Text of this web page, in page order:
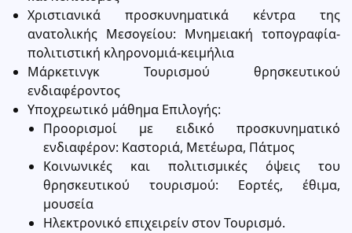
Χριστιανικά προσκυνηματικά κέντρα της
ανατολικής Μεσογείου: Μνημειακή τοπογραφία-
πολιτιστική κληρονομιά-κειμήλια
Μάρκετινγκ Τουρισμού θρησκευτικού
ενδιαφέροντος
Υποχρεωτικό μάθημα Επιλογής:
Προορισμοί με ειδικό προσκυνηματικό
ενδιαφέρον: Καστοριά, Μετέωρα, Πάτμος
Κοινωνικές και πολιτισμικές όψεις του
θρησκευτικού τουρισμού: Εορτές, έθιμα,
μουσεία
Ηλεκτρονικό επιχειρείν στον Τουρισμό.